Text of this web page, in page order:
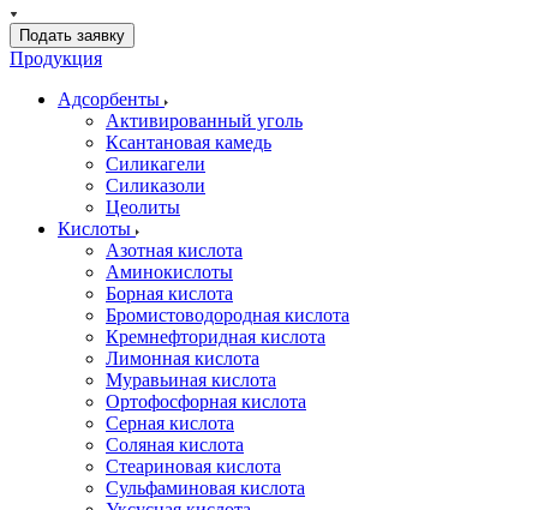
Подать заявку
Продукция
Адсорбенты
Активированный уголь
Ксантановая камедь
Силикагели
Силиказоли
Цеолиты
Кислоты
Азотная кислота
Аминокислоты
Борная кислота
Бромистоводородная кислота
Кремнефторидная кислота
Лимонная кислота
Муравьиная кислота
Ортофосфорная кислота
Серная кислота
Соляная кислота
Стеариновая кислота
Сульфаминовая кислота